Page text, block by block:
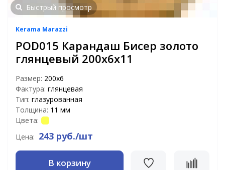
Быстрый просмотр
Kerama Marazzi
POD015 Карандаш Бисер золото
глянцевый 200х6х11
Размер: 200х6
Фактура: глянцевая
Тип: глазурованная
Толщина: 11 мм
Цвета:
Цена: 243 руб./шт
В корзину